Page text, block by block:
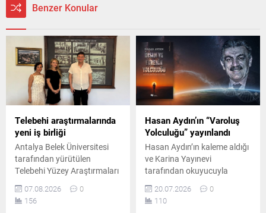
Benzer Konular
Telebehi araştırmalarında
yeni iş birliği
Antalya Belek Üniversitesi
tarafından yürütülen
Telebehi Yüzey Araştırmaları
kapsamında araştırma
heyeti, Fethiye Belediye
Başkanı Alim Karaca'yı
07.08.2026
0
156
Hasan Aydın’ın “Varoluş
Yolculuğu” yayınlandı
Hasan Aydın’ın kaleme aldığı
ve Karina Yayınevi
tarafından okuyucuyla
buluşturulan eser, yapay
zekânın katkılarıyla insanın
varoluş serüvenini, doğayla
20.07.2026
0
110